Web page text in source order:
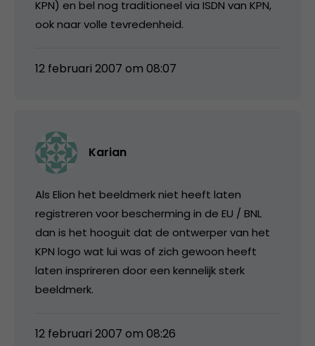
KPN) en bel nog traditioneel via ISDN van KPN,
ook naar volle tevredenheid.
12 februari 2007 om 08:07
Karian
Als Elion het beeldmerk niet heeft laten
registreren voor bescherming in de EU / BNL
dan is het hooguit dat de ontwerper van het
KPN logo wat lui was of zich gewoon heeft
laten insprireren door een kennelijk sterk
beeldmerk.
12 februari 2007 om 08:26